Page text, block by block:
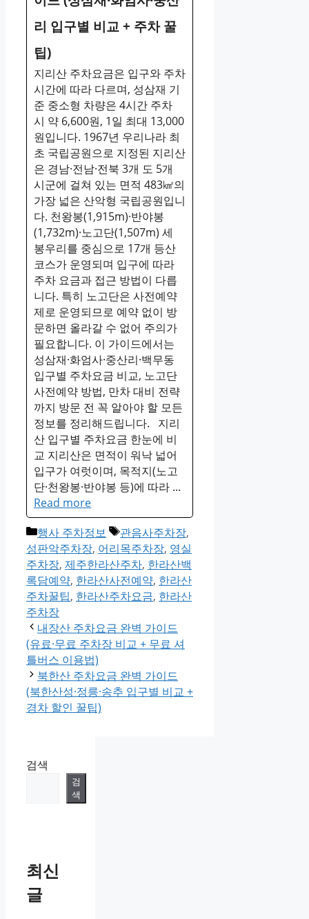
리 입구별 비교 + 주차 꿀
팁)
지리산 주차요금은 입구와 주차
시간에 따라 다르며, 성삼재 기
준 중소형 차량은 4시간 주차
시 약 6,600원, 1일 최대 13,000
원입니다. 1967년 우리나라 최
초 국립공원으로 지정된 지리산
은 경남·전남·전북 3개 도 5개
시군에 걸쳐 있는 면적 483㎢의
가장 넓은 산악형 국립공원입니
다. 천왕봉(1,915m)·반야봉
(1,732m)·노고단(1,507m) 세
봉우리를 중심으로 17개 등산
코스가 운영되며 입구에 따라
주차 요금과 접근 방법이 다릅
니다. 특히 노고단은 사전예약
제로 운영되므로 예약 없이 방
문하면 올라갈 수 없어 주의가
필요합니다. 이 가이드에서는
성삼재·화엄사·중산리·백무동
입구별 주차요금 비교, 노고단
사전예약 방법, 만차 대비 전략
까지 방문 전 꼭 알아야 할 모든
정보를 정리해드립니다. 지리
산 입구별 주차요금 한눈에 비
교 지리산은 면적이 워낙 넓어
입구가 여럿이며, 목적지(노고
단·천왕봉·반야봉 등)에 따라 ...
Read more
Categories
행사 주차정보 Tags
관음사주차장,
성판악주차장, 어리목주차장, 영실
주차장, 제주한라산주차, 한라산백
록담예약, 한라산사전예약, 한라산
주차꿀팁, 한라산주차요금, 한라산
주차장
내장산 주차요금 완벽 가이드
(유료·무료 주차장 비교 + 무료 셔
틀버스 이용법)
북한산 주차요금 완벽 가이드
(북한산성·정릉·송추 입구별 비교 +
경차 할인 꿀팁)
검색
검
색
최신
글